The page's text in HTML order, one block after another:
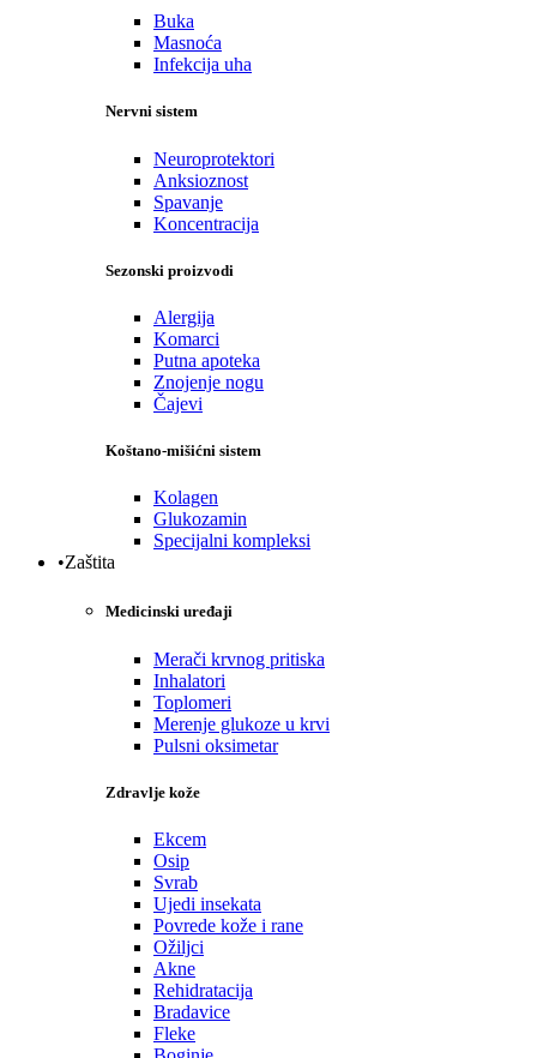
Buka
Masnoća
Infekcija uha
Nervni sistem
Neuroprotektori
Anksioznost
Spavanje
Koncentracija
Sezonski proizvodi
Alergija
Komarci
Putna apoteka
Znojenje nogu
Čajevi
Koštano-mišićni sistem
Kolagen
Glukozamin
Specijalni kompleksi
•Zaštita
Medicinski uređaji
Merači krvnog pritiska
Inhalatori
Toplomeri
Merenje glukoze u krvi
Pulsni oksimetar
Zdravlje kože
Ekcem
Osip
Svrab
Ujedi insekata
Povrede kože i rane
Ožiljci
Akne
Rehidratacija
Bradavice
Fleke